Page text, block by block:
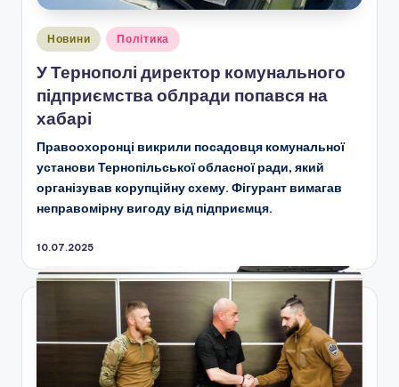
Опубліковано
Новини Політика
У Тернополі директор комунального
підприємства облради попався на
хабарі
Правоохоронці викрили посадовця комунальної
установи Тернопільської обласної ради, який
організував корупційну схему. Фігурант вимагав
неправомірну вигоду від підприємця.
10.07.2025